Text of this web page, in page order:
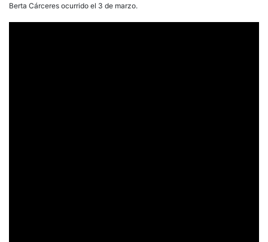
Berta Cárceres ocurrido el 3 de marzo.